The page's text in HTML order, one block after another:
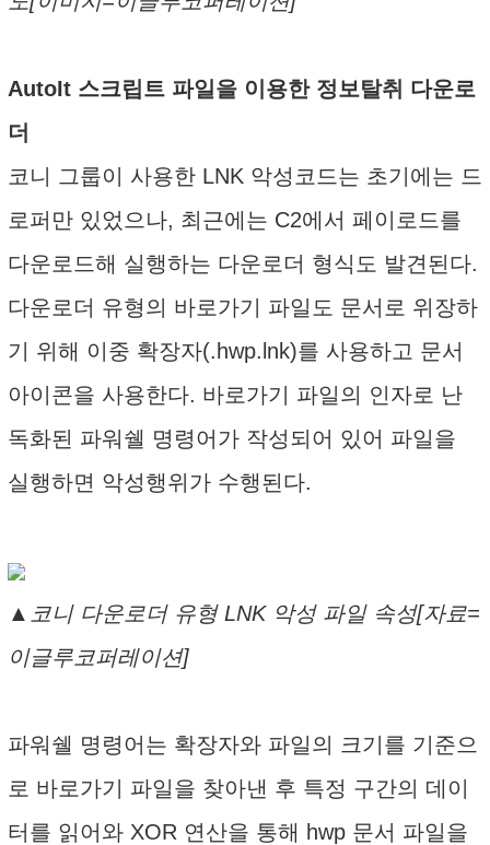
AutoIt 스크립트 파일을 이용한 정보탈취 다운로
더
코니 그룹이 사용한 LNK 악성코드는 초기에는 드
로퍼만 있었으나, 최근에는 C2에서 페이로드를
다운로드해 실행하는 다운로더 형식도 발견된다.
다운로더 유형의 바로가기 파일도 문서로 위장하
기 위해 이중 확장자(.hwp.lnk)를 사용하고 문서
아이콘을 사용한다. 바로가기 파일의 인자로 난
독화된 파워쉘 명령어가 작성되어 있어 파일을
실행하면 악성행위가 수행된다.
▲코니 다운로더 유형 LNK 악성 파일 속성[자료=
이글루코퍼레이션]
파워쉘 명령어는 확장자와 파일의 크기를 기준으
로 바로가기 파일을 찾아낸 후 특정 구간의 데이
터를 읽어와 XOR 연산을 통해 hwp 문서 파일을